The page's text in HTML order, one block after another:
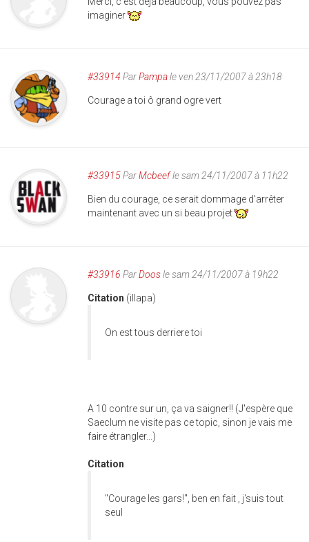
imaginer
#33914 ParPampale ven 23/11/2007 à 23h18
Courage a toi ô grand ogre vert
#33915ParMcbeefle sam 24/11/2007 à 11h22
Bien du courage, ce serait dommage d'arrêter
maintenant avec un si beau projet
#33916 ParDoosle sam 24/11/2007 à 19h22
Citation (illapa)
On est tous derriere toi
A 10 contre sur un, ça va saigner!! (J'espère que
Saeclum ne visite pas ce topic, sinon je vais me
faire étrangler...)
Citation
"Courage les gars!", ben en fait , j'suis tout
seul